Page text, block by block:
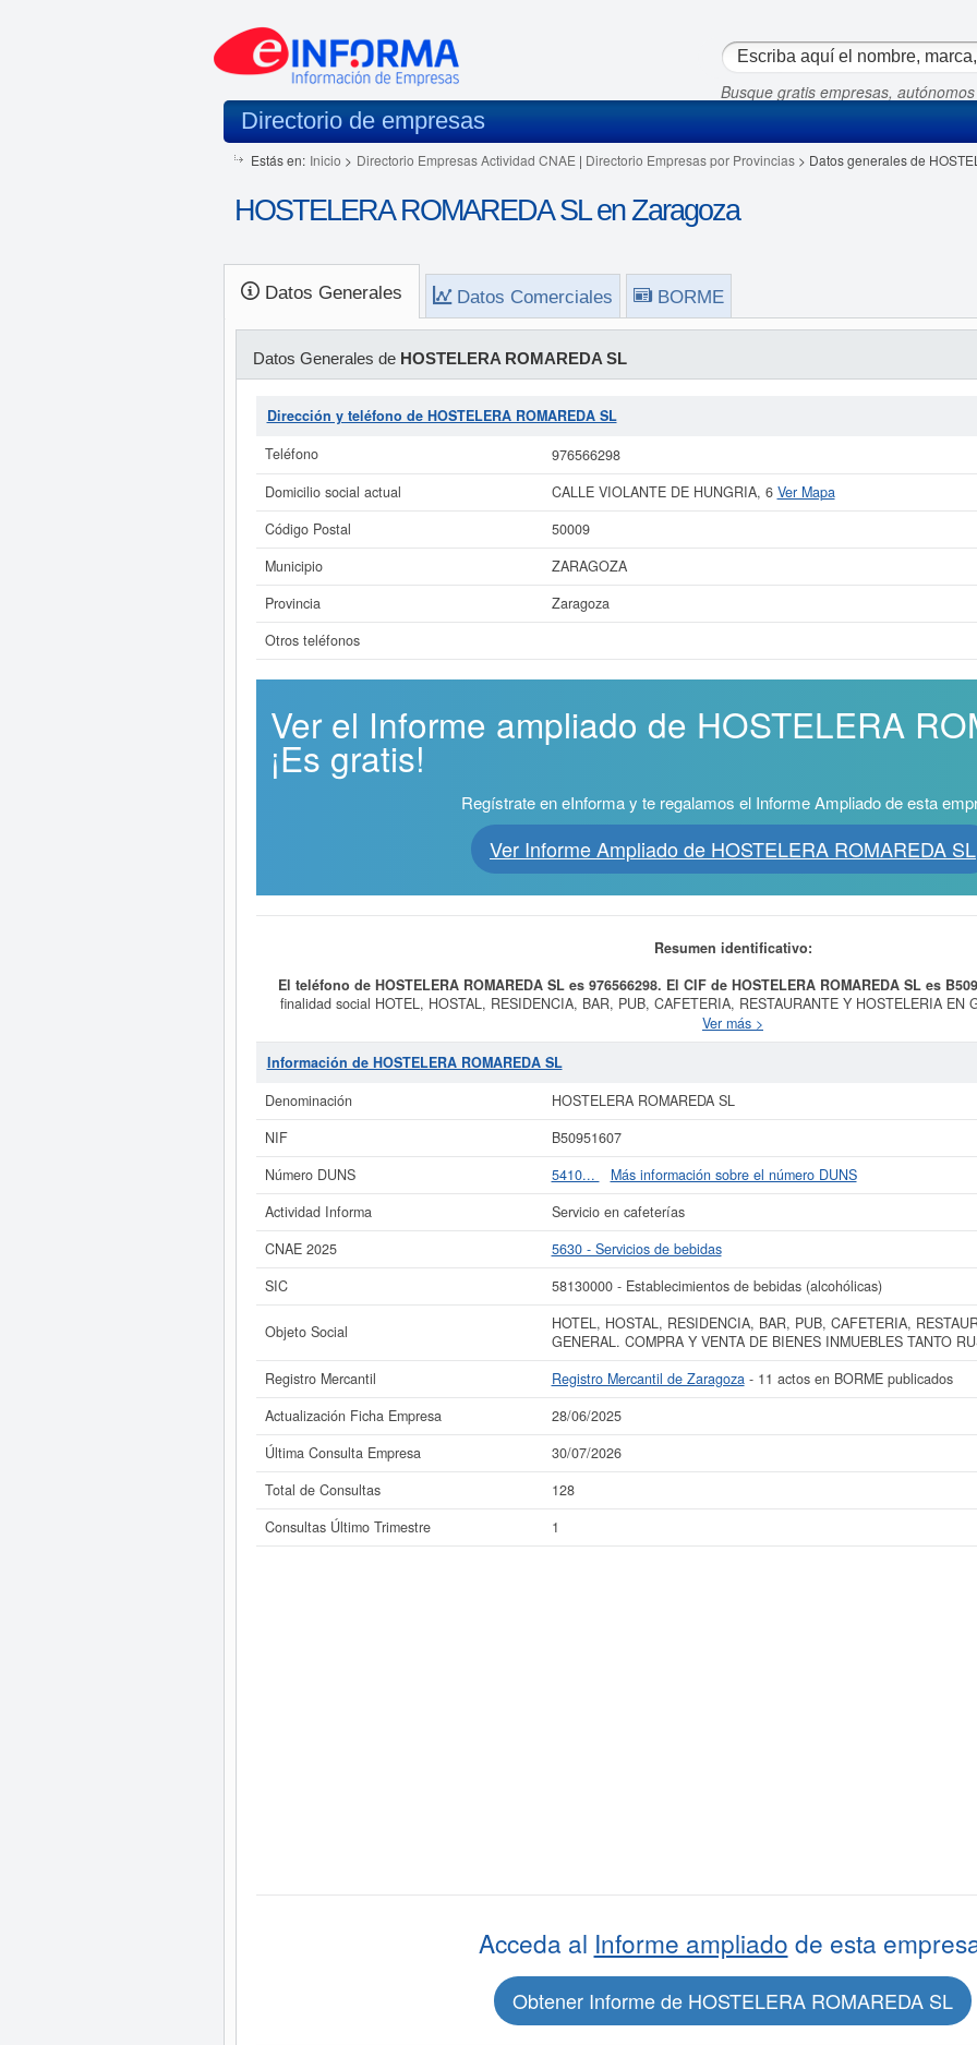
Busque gratis empresas,
Directorio de empresas
Estás en: Inicio > Directorio Empresas Actividad CNAE | Directorio Empresas por Provincias> Datos generales de
HOSTELERA ROMAREDA SL en Zaragoza
Datos Generales Datos Comerciales BORME
Datos Generales de HOSTELERA ROMAREDA SL
Dirección y teléfono de HOSTELERA ROMAREDA SL
Teléfono
976566298
Domicilio social actual
CALLE VIOLANTE DE HUNGRIA, 6 Ver Mapa
Código Postal
50009
Municipio
ZARAGOZA
Provincia
Zaragoza
Otros teléfonos
Ver el Informe ampliado de HOSTELERA
¡Es gratis!
Regístrate en eInforma y te regalamos el Informe Ampliado de esta
Ver Informe Ampliado de HOSTELERA ROMAREDA SL
Resumen identificativo:
El teléfono de HOSTELERA ROMAREDA SL es 976566298. El CIF de HOSTELERA ROMAREDA SL es
finalidad social HOTEL, HOSTAL, RESIDENCIA, BAR, PUB, CAFETERIA, RESTAURANTE Y HOSTELERIA EN
BIENES INMUEBLES TANTO RUSTICOS COMO URBANOS, teniendo como fecha de su constitución el día 26/
Servicios de bebidas. El número del SIC correspondiente a la empresaHOSTELERA ROMAREDA SLes el
está compuesta por un total de 7 empleados en su plantilla. Esta ficha de empresa se ha consultado un total
mayor de 60.000 €. Adscrita en el Registro Mercantil de Zaragoza, tienen publicados 11
Si está interesado en conocer más datos de la empresa HOSTELERA ROMAREDA SL puede
HOSTELERA ROMAREDA SL y consultar los resultados de sus años de actividad, así como los balances y
La última actualización del informe de empresa se ha realizado el 28/06/2025.
Ver más >
Información de HOSTELERA ROMAREDA SL
Denominación
HOSTELERA ROMAREDA SL
NIF
B50951607
Número DUNS
5410...
Más información sobre el número DUNS
Actividad Informa
Servicio en cafeterías
CNAE 2025
5630 - Servicios de bebidas
SIC
58130000 - Establecimientos de bebidas (alcohólicas)
Objeto Social
HOTEL, HOSTAL, RESIDENCIA, BAR, PUB, CAFETERIA,
GENERAL. COMPRA Y VENTA DE BIENES INMUEBLES TANTO
Registro Mercantil
Registro Mercantil de Zaragoza- 11 actos en BORME publicados
Actualización Ficha Empresa
28/06/2025
Última Consulta Empresa
30/07/2026
Total de Consultas
128
Consultas Último Trimestre
1
Acceda al Informe ampliado de esta
Obtener Informe de HOSTELERA ROMAREDA SL